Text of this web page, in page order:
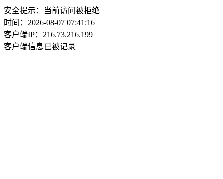
安全提示：当前访问被拒绝
时间：2026-08-07 07:41:16
客户端IP：216.73.216.199
客户端信息已被记录